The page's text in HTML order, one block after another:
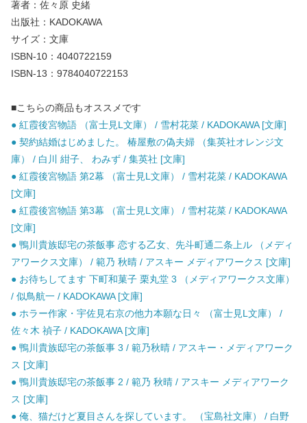
著者：佐々原 史緒
出版社：KADOKAWA
サイズ：文庫
ISBN-10：4040722159
ISBN-13：9784040722153
■こちらの商品もオススメです
● 紅霞後宮物語 （富士見L文庫） / 雪村花菜 / KADOKAWA [文庫]
● 契約結婚はじめました。 椿屋敷の偽夫婦 （集英社オレンジ文
庫） / 白川 紺子、 わみず / 集英社 [文庫]
● 紅霞後宮物語 第2幕 （富士見L文庫） / 雪村花菜 / KADOKAWA
[文庫]
● 紅霞後宮物語 第3幕 （富士見L文庫） / 雪村花菜 / KADOKAWA
[文庫]
● 鴨川貴族邸宅の茶飯事 恋する乙女、先斗町通二条上ル （メディ
アワークス文庫） / 範乃 秋晴 / アスキー メディアワークス [文庫]
● お待ちしてます 下町和菓子 栗丸堂 3 （メディアワークス文庫）
/ 似鳥航一 / KADOKAWA [文庫]
● ホラー作家・宇佐見右京の他力本願な日々 （富士見L文庫） /
佐々木 禎子 / KADOKAWA [文庫]
● 鴨川貴族邸宅の茶飯事 3 / 範乃秋晴 / アスキー・メディアワーク
ス [文庫]
● 鴨川貴族邸宅の茶飯事 2 / 範乃 秋晴 / アスキー メディアワーク
ス [文庫]
● 俺、猫だけど夏目さんを探しています。 （宝島社文庫） / 白野